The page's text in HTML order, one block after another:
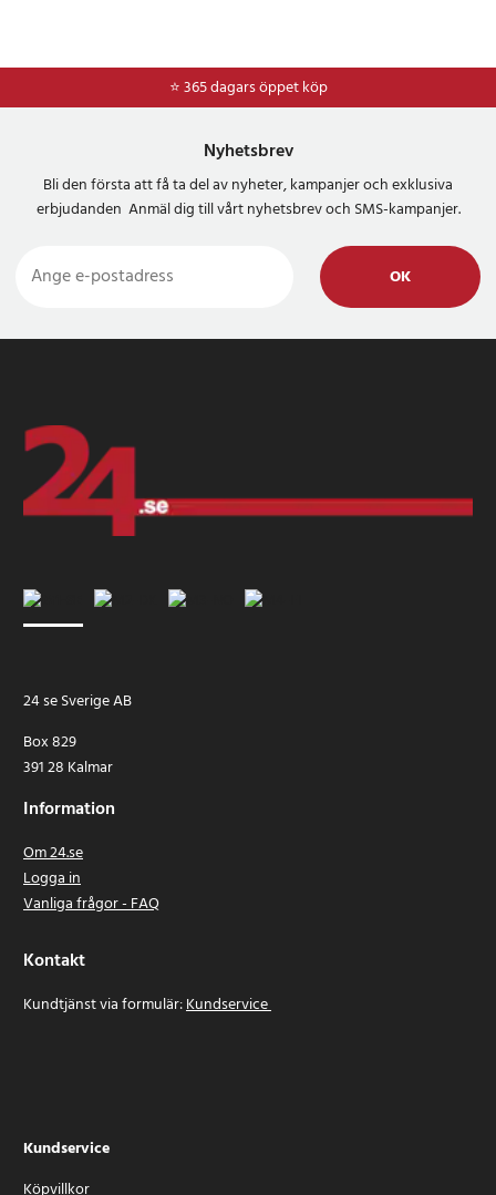
⭐ 365 dagars öppet köp
Nyhetsbrev
Bli den första att få ta del av nyheter, kampanjer och exklusiva
erbjudanden Anmäl dig till vårt nyhetsbrev och SMS-kampanjer.
OK
24 se Sverige AB
Box 829
391 28 Kalmar
Information
Om 24.se
Logga in
Vanliga frågor - FAQ
Kontakt
Kundtjänst via formulär:Kundservice
Kundservice